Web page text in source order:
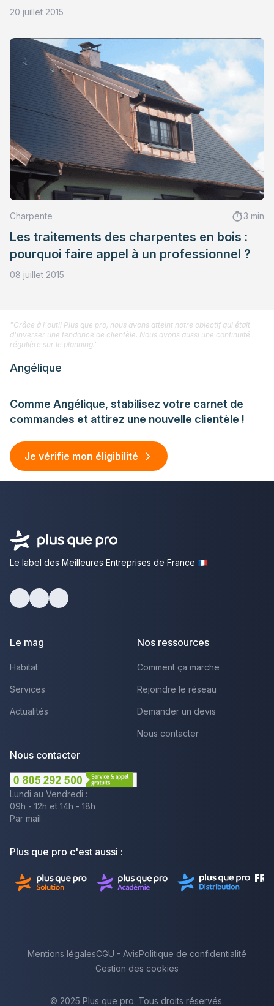
20 juillet 2015
Charpente 3 min
Les traitements des charpentes en bois :
pourquoi faire appel à un professionnel ?
08 juillet 2015
Comme Angélique, stabilisez votre carnet de
commandes et attirez une nouvelle clientèle !
Je vérifie mon éligibilité
"Grâce à l'outil Plus que pro, nous avons atteint notre objectif qui était
d'inverser une tendance de clientèle. Nous avons aussi une continuité
régulière sur le planning."
Angélique
Le label des Meilleures Entreprises de France
Le mag
Habitat
Services
Actualités
Nos ressources
Comment ça marche
Rejoindre le réseau
Demander un devis
Nous contacter
Nous contacter
Lundi au Vendredi :
09h - 12h et 14h - 18h
Par mail
Plus que pro c'est aussi :
Mentions légalesCGU - AvisPolitique de confidentialité
Gestion des cookies
© 2025 Plus que pro. Tous droits réservés.